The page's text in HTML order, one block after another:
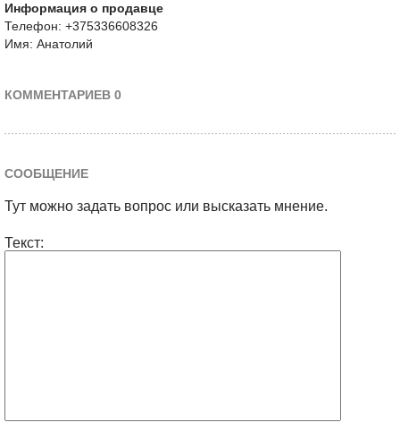
Информация о продавце
Телефон: +375336608326
Имя: Анатолий
КОММЕНТАРИЕВ 0
СООБЩЕНИЕ
Тут можно задать вопрос или высказать мнение.
Текст: